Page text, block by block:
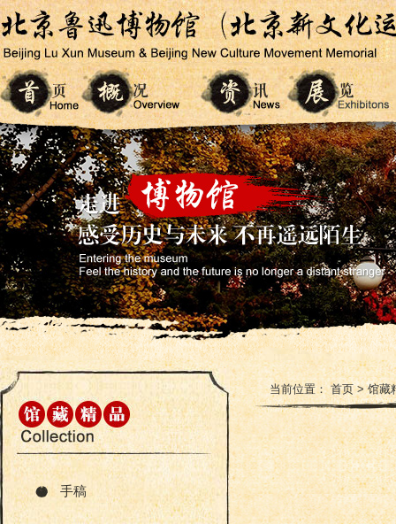
手稿
当前位置：首页>馆藏